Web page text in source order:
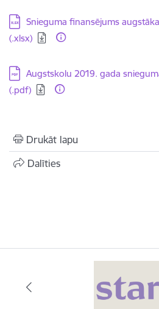
Lejupielādēt:
Snieguma finansējums
(.xlsx)
Lejupielādēt:
Augstskolu 2019. gada
(.pdf)
Drukāt lapu
Dalīties